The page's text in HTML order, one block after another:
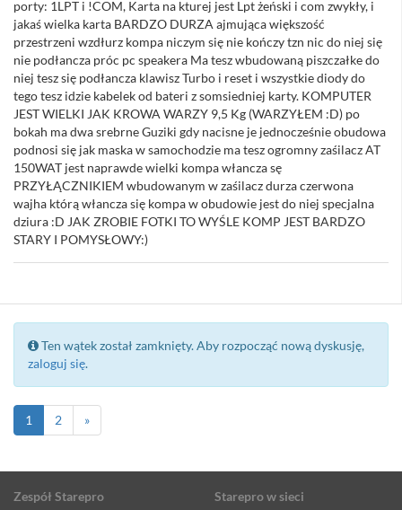
porty: 1LPT i !COM, Karta na kturej jest Lpt żeński i com zwykły, i
jakaś wielka karta BARDZO DURZA ajmująca większość
przestrzeni wzdłurz kompa niczym się nie kończy tzn nic do niej się
nie podłancza próc pc speakera Ma tesz wbudowaną piszczałke do
niej tesz się podłancza klawisz Turbo i reset i wszystkie diody do
tego tesz idzie kabelek od bateri z somsiedniej karty. KOMPUTER
JEST WIELKI JAK KROWA WARZY 9,5 Kg (WARZYŁEM :D) po
bokah ma dwa srebrne Guziki gdy nacisne je jednocześnie obudowa
podnosi się jak maska w samochodzie ma tesz ogromny zaśilacz AT
150WAT jest naprawde wielki kompa włancza sę
PRZYŁĄCZNIKIEM wbudowanym w zaśilacz durza czerwona
wajha którą włancza się kompa w obudowie jest do niej specjalna
dziura :D JAK ZROBIE FOTKI TO WYŚLE KOMP JEST BARDZO
STARY I POMYSŁOWY:)
Ten wątek został zamknięty. Aby rozpocząć nową dyskusję,
zaloguj się.
1 2 »
Zespół Starepro Starepro w sieci